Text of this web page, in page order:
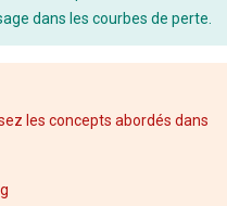
dans les courbes de perte.
les concepts abordés dans